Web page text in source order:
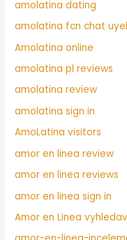
amolatina dating
amolatina fcn chat
Amolatina online
amolatina pl reviews
amolatina review
amolatina sign in
AmoLatina visitors
amor en linea review
amor en linea reviews
amor en linea sign in
Amor en Linea